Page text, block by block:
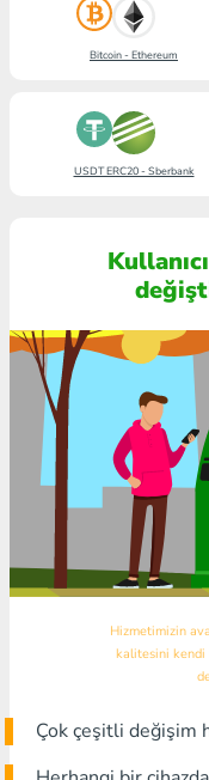
Bitcoin - Ethereum
USDT ERC20 - Sberbank
Hizmetimizin
kalitesini kendi
Çok çeşitli değişim